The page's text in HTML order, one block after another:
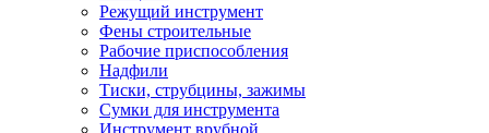
Режущий инструмент
Фены строительные
Рабочие приспособления
Надфили
Тиски, струбцины, зажимы
Сумки для инструмента
Инструмент врубной